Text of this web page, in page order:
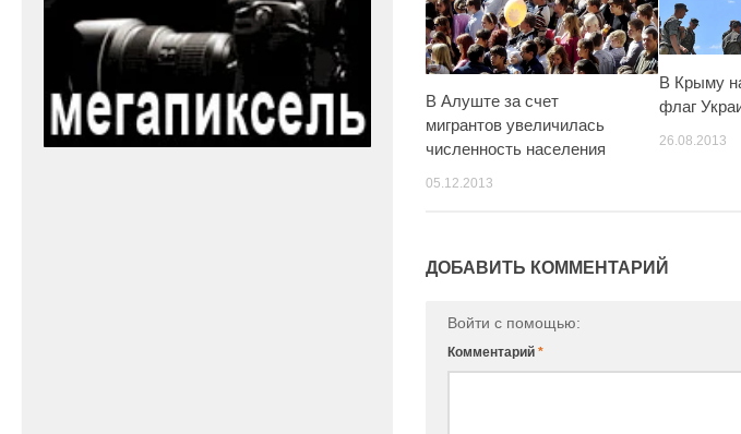
В Алуште за счет
мигрантов увеличилась
численность населения
05.12.2013
В Крыму
флаг
26.08.2013
ДОБАВИТЬ КОММЕНТАРИЙ
Войти с помощью:
Комментарий *